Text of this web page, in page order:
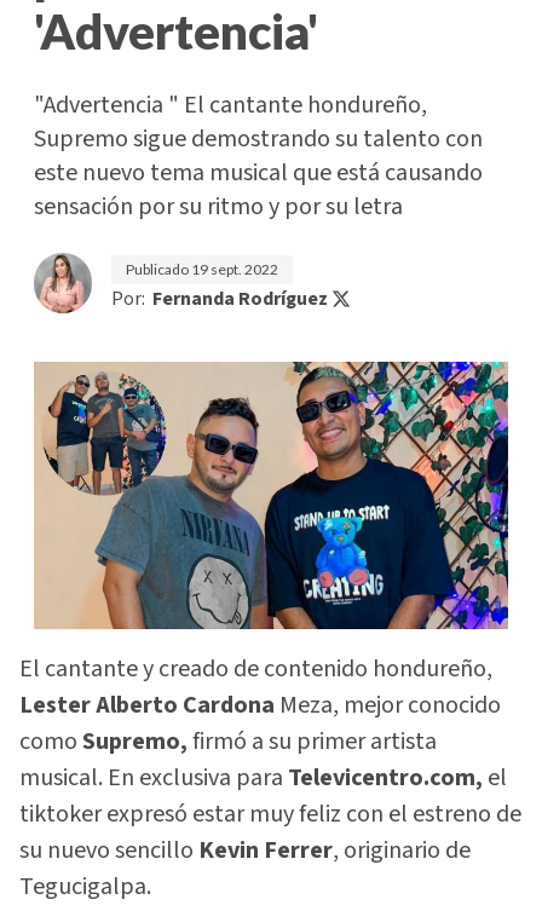
'Advertencia'
"Advertencia " El cantante hondureño,
Supremo sigue demostrando su talento con
este nuevo tema musical que está causando
sensación por su ritmo y por su letra
Publicado 19 sept. 2022
Por: Fernanda Rodríguez
El cantante y creado de contenido hondureño,
Lester Alberto Cardona Meza, mejor conocido
comoSupremo,firmó a su primer artista
musical. En exclusiva para Televicentro.com, el
tiktoker expresó estar muy feliz con el estreno de
su nuevo sencillo Kevin Ferrer, originario de
Tegucigalpa.